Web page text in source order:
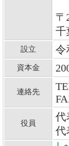
〒
千
設立 令
資本金
連絡先
役員
代
代